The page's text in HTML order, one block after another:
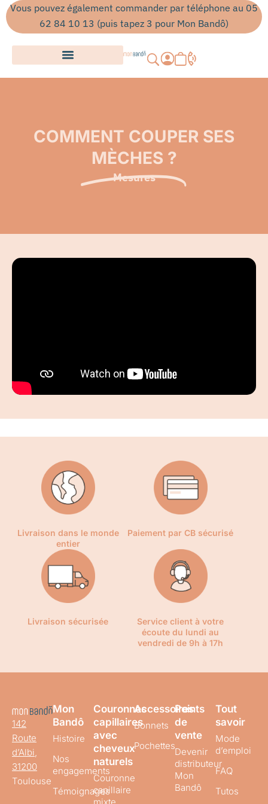
Aller
au
contenu
Vous pouvez également commander par téléphone au 05
62 84 10 13 (puis tapez 3 pour Mon Bandô)
Panier
COMMENT COUPER SES
MÈCHES ?
Mesures
Livraison dans le monde
entier
Paiement par CB sécurisé
Livraison sécurisée
Service client à votre
écoute du lundi au
vendredi de 9h à 17h
142
Route
d’Albi,
31200
Toulouse
Mon
Bandô
Histoire
Nos
engagements
Témoignages
Couronnes
capillaires
avec
cheveux
naturels
Couronne
capillaire
Accessoires
Bonnets
Pochettes
Points
de
vente
Devenir
distributeur
Mon
Bandô
Tout
savoir
Mode
d’emploi
FAQ
Tutos